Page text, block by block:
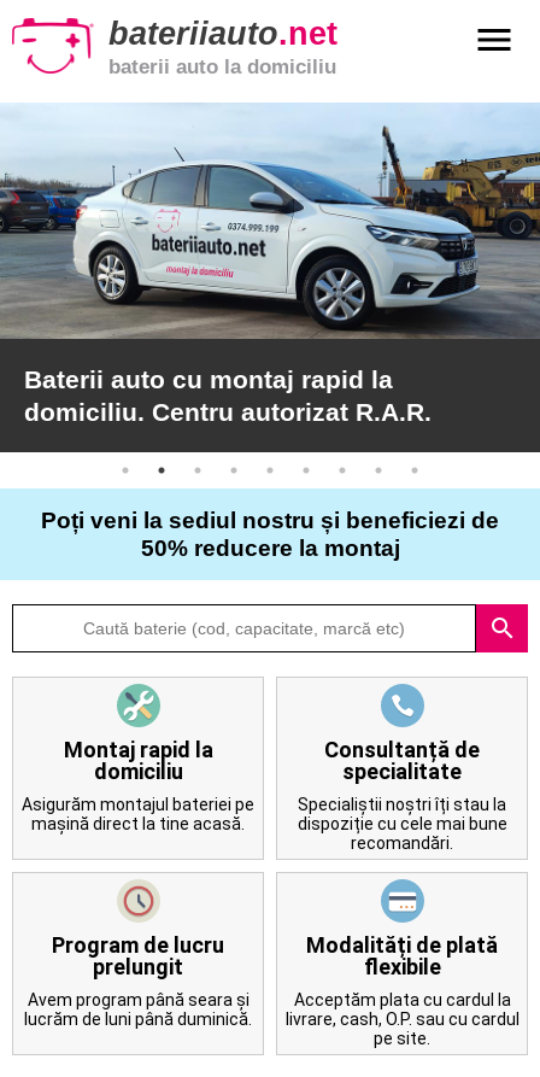
bateriiauto.net
baterii auto la domiciliu
menu
Baterii
moto
Baterii
de
camion
Articole
Despre
Contact
Baterii auto cu montaj rapid la
domiciliu. Centru autorizat R.A.R.
Poți veni la sediul nostru și beneficiezi de
50% reducere la montaj
search
Montaj rapid la
domiciliu
Asigurăm montajul bateriei pe
mașină direct la tine acasă.
Consultanță de
specialitate
Specialiștii noștri îți stau la
dispoziție cu cele mai bune
recomandări.
Program de lucru
prelungit
Avem program până seara și
lucrăm de luni până duminică.
Modalități de plată
flexibile
Acceptăm plata cu cardul la
livrare, cash, O.P. sau cu cardul
pe site.